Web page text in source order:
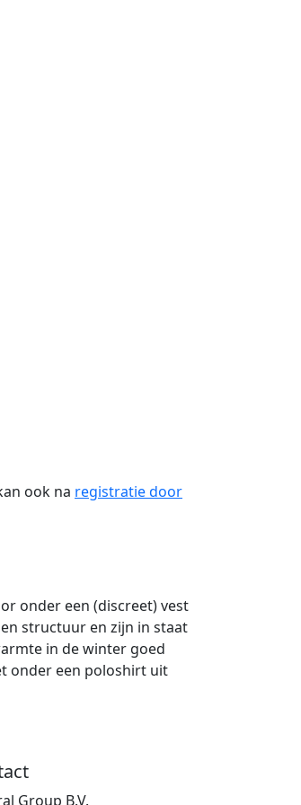
ook na registratie door
onder een (discreet) vest
structuur en zijn in staat
in de winter goed
onder een poloshirt uit
Group B.V.